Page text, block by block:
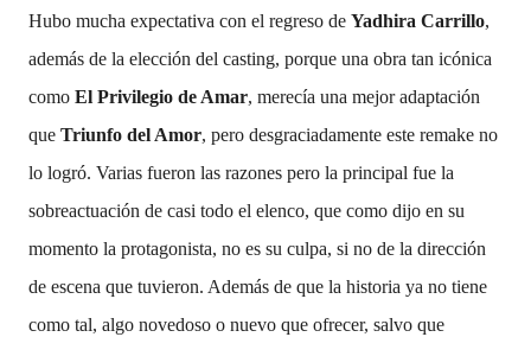
Hubo mucha expectativa con el regreso de Yadhira Carrillo,
además de la elección del casting, porque una obra tan icónica
como El Privilegio de Amar, merecía una mejor adaptación
que Triunfo del Amor, pero desgraciadamente este remake no
lo logró. Varias fueron las razones pero la principal fue la
sobreactuación de casi todo el elenco, que como dijo en su
momento la protagonista, no es su culpa, si no de la dirección
de escena que tuvieron. Además de que la historia ya no tiene
como tal, algo novedoso o nuevo que ofrecer, salvo que